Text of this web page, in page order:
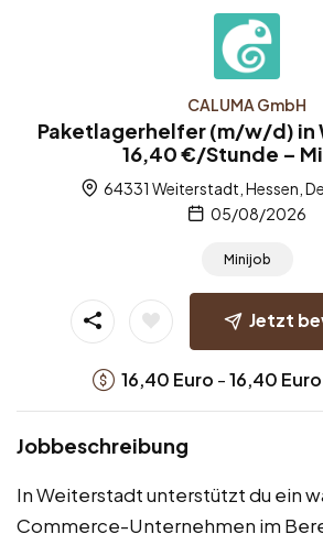
CALUMA GmbH
Paketlagerhelfer (m/w/d) in
16,40 €/Stunde –
64331 Weiterstadt, Hessen,
05/08/2026
Minijob
Jetzt
16,40 Euro -16,40 Euro
Jobbeschreibung
In Weiterstadt unterstützt du ein
Commerce-Unternehmen im